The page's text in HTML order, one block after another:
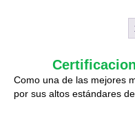
Como una de las mejores
por sus altos estándares de